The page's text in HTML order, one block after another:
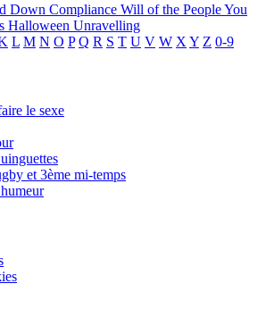
Down Compliance Will of the PeopleYou
Halloween Unravelling
L M N O P Q R S T U V W X Y Z 0-9
le sexe
et 3ème mi-temps